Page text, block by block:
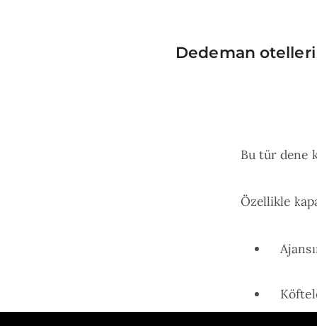
Dedeman
Bu tür dene
Özellikle